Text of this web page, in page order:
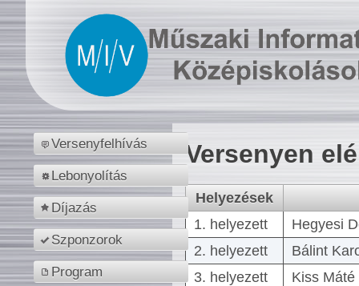
Versenyfelhívás
Lebonyolítás
Díjazás
Szponzorok
Program
Versenyen
Helyezések
1. helyezett
Hegyesi
2. helyezett
Bálint
3. helyezett
Kiss